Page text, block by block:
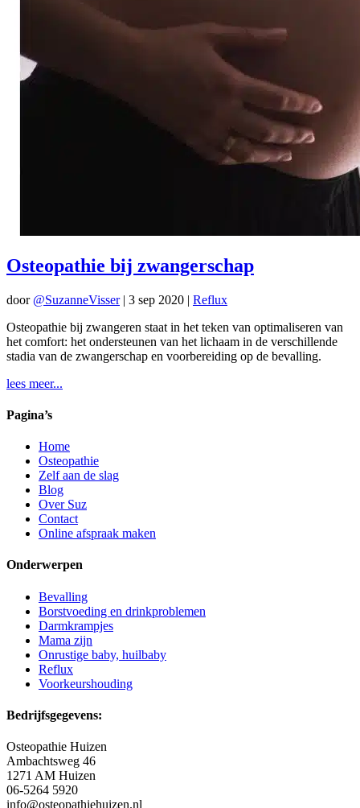
Osteopathie bij zwangerschap
door @SuzanneVisser| 3 sep 2020 | Reflux
Osteopathie bij zwangeren staat in het teken van optimaliseren van
het comfort: het ondersteunen van het lichaam in de verschillende
stadia van de zwangerschap en voorbereiding op de bevalling.
lees meer...
Pagina’s
Home
Osteopathie
Zelf aan de slag
Blog
Over Suz
Contact
Online afspraak maken
Onderwerpen
Bevalling
Borstvoeding en drinkproblemen
Darmkrampjes
Mama zijn
Onrustige baby, huilbaby
Reflux
Voorkeurshouding
Bedrijfsgegevens:
Osteopathie Huizen
Ambachtsweg 46
1271 AM Huizen
06-5264 5920
info@osteopathiehuizen.nl